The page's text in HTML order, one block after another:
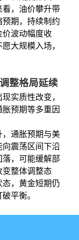
，油价攀升带
期，持续制约
价波动幅度收
大规模入场，
整格局延续
实质性改变，
预期等多重因
通胀预期与美
向震荡区间下沿
，可能缓解部
变整体调整态
，黄金短期仍
平衡。